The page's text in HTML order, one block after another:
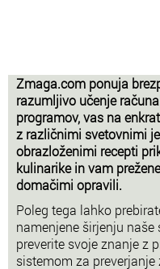
Zmaga.com ponuja
razumljivo učenje
programov, vas na
z različnimi svetovnimi
obrazloženimi recepti
kulinarike in vam
domačimi opravili.
Poleg tega lahko
namenjene širjenju
preverite svoje znanje z
sistemom za